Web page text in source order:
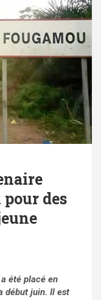
des
été placé en
début juin. Il est